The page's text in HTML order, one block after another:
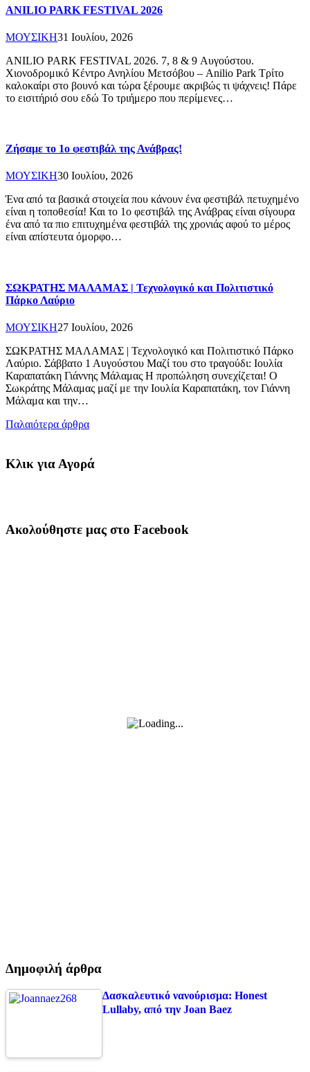
ANILIO PARK FESTIVAL 2026
ΜΟΥΣΙΚΗ31 Ιουλίου, 2026
ANILIO PARK FESTIVAL 2026. 7, 8 & 9 Αυγούστου.
Χιονοδρομικό Κέντρο Ανηλίου Μετσόβου – Anilio Park Τρίτο
καλοκαίρι στο βουνό και τώρα ξέρουμε ακριβώς τι ψάχνεις! Πάρε
το εισιτήριό σου εδώ Το τριήμερο που περίμενες…
Ζήσαμε το 1ο φεστιβάλ της Ανάβρας!
ΜΟΥΣΙΚΗ30 Ιουλίου, 2026
Ένα από τα βασικά στοιχεία που κάνουν ένα φεστιβάλ πετυχημένο
είναι η τοποθεσία! Και το 1ο φεστιβάλ της Ανάβρας είναι σίγουρα
ένα από τα πιο επιτυχημένα φεστιβάλ της χρονιάς αφού το μέρος
είναι απίστευτα όμορφο…
ΣΩΚΡΑΤΗΣ ΜΑΛΑΜΑΣ | Τεχνολογικό και Πολιτιστικό
Πάρκο Λαύριο
ΜΟΥΣΙΚΗ27 Ιουλίου, 2026
ΣΩΚΡΑΤΗΣ ΜΑΛΑΜΑΣ | Τεχνολογικό και Πολιτιστικό Πάρκο
Λαύριο. Σάββατο 1 Αυγούστου Μαζί του στο τραγούδι: Ιουλία
Καραπατάκη Γιάννης Μάλαμας Η προπώληση συνεχίζεται! O
Σωκράτης Μάλαμας μαζί με την Ιουλία Καραπατάκη, τον Γιάννη
Μάλαμα και την…
Πλοήγηση
Παλαιότερα άρθρα
Κλικ για Αγορά
Ακολούθηστε μας στο Facebook
Δημοφιλή άρθρα
Δασκαλευτικό νανούρισμα: Honest
Lullaby, από την Joan Baez